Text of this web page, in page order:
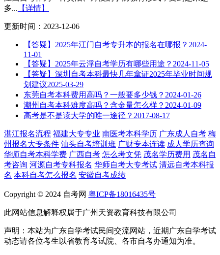
多... 【详情】
更新时间：2023-12-06
【答疑】2025年江门自考专升本的报名在哪报？ 2024-
11-01
【答疑】2025年云浮自考学历有哪些用途？ 2024-11-05
【答疑】深圳自考本科最快几年拿证2025年毕业时间规
划建议2025-03-29
东莞自考本科费用高吗？一般要多少钱？ 2024-01-26
潮州自考本科难度高吗？含金量怎么样？ 2024-01-09
高考是不是读大学的唯一途径？ 2017-08-17
湛江报名流程 福建大专专业 南医考本科学历 广东成人自考 梅
州报名大专条件 汕头自考培训班 广财专本连读 成人学历查询
华师自考本科学费 广西自考 怎么考文凭 茂名学历费用 茂名自
考咨询 河源自考专科报名 华师自考大专考试 清远自考本科报
名 本科自考怎么报名 安徽自考成绩
Copyright © 2024 自考网 粤ICP备18016435号
此网站信息解释权属于广州天资教育科技有限公司
声明：本站为广东自学考试民间交流网站，近期广东自学考试
动态请各位考生以省教育考试院、各市自考办通知为准。